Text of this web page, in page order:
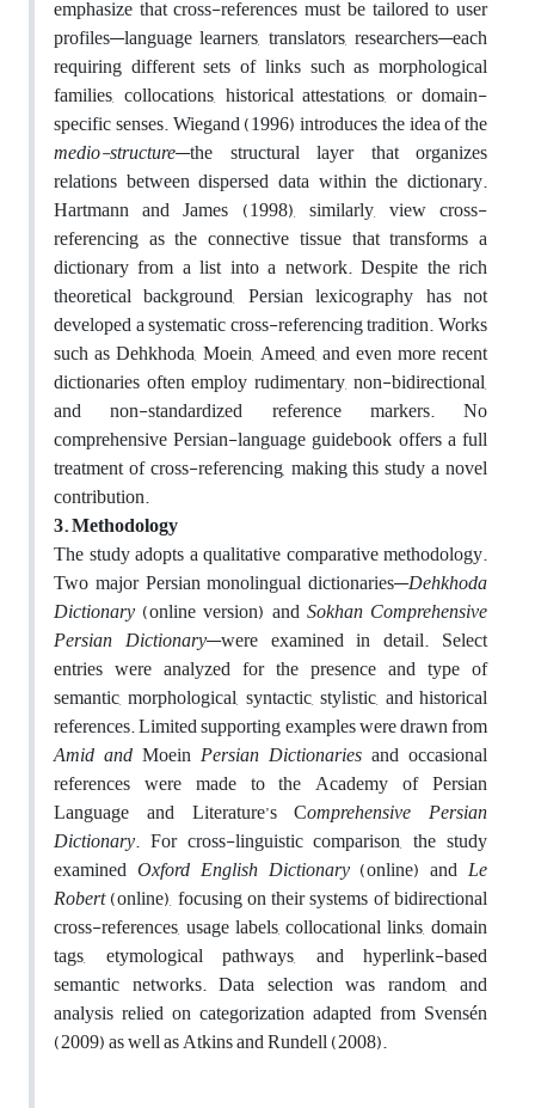
emphasize that cross-references must be tailored to user
profiles—language learners, translators, researchers—each
requiring different sets of links such as morphological
families, collocations, historical attestations, or domain-
specific senses. Wiegand (1996) introduces the idea of the
medio-structure—the structural layer that organizes
relations between dispersed data within the dictionary.
Hartmann and James (1998), similarly, view cross-
referencing as the connective tissue that transforms a
dictionary from a list into a network. Despite the rich
theoretical background, Persian lexicography has not
developed a systematic cross-referencing tradition. Works
such as Dehkhoda, Moein, Ameed, and even more recent
dictionaries often employ rudimentary, non-bidirectional,
and non-standardized reference markers. No
comprehensive Persian-language guidebook offers a full
treatment of cross-referencing, making this study a novel
contribution.
3. Methodology
The study adopts a qualitative comparative methodology.
Two major Persian monolingual dictionaries—Dehkhoda
Dictionary (online version) and Sokhan Comprehensive
Persian Dictionary—were examined in detail. Select
entries were analyzed for the presence and type of
semantic, morphological, syntactic, stylistic, and historical
references. Limited supporting examples were drawn from
Amid and Moein Persian Dictionaries and occasional
references were made to the Academy of Persian
Language and Literature’s Comprehensive Persian
Dictionary. For cross-linguistic comparison, the study
examined Oxford English Dictionary(online) andLe
Robert(online), focusing on their systems of bidirectional
cross-references, usage labels, collocational links, domain
tags, etymological pathways, and hyperlink-based
semantic networks. Data selection was random, and
analysis relied on categorization adapted from Svensén
(2009) as well as Atkins and Rundell (2008).